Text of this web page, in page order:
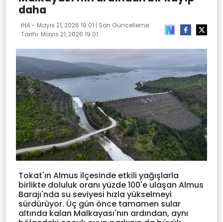
daha
IHA - Mayıs 21, 2026 19:01 | Son Güncelleme
Tarihi: Mayıs 21, 2026 19:01
Tokat'ın Almus ilçesinde etkili yağışlarla
birlikte doluluk oranı yüzde 100'e ulaşan Almus
Barajı'nda su seviyesi hızla yükselmeyi
sürdürüyor. Üç gün önce tamamen sular
altında kalan Malkayası'nın ardından, aynı